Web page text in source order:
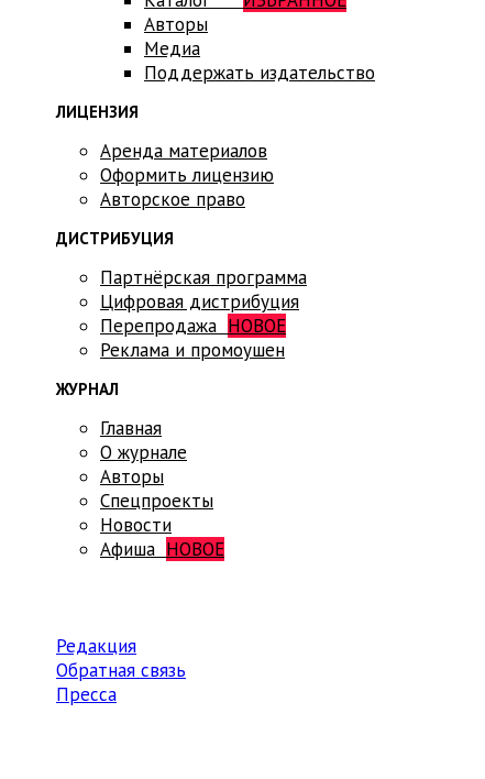
Авторы
Медиа
Поддержать издательство
ЛИЦЕНЗИЯ
Аренда материалов
Оформить лицензию
Авторское право
ДИСТРИБУЦИЯ
Партнёрская программа
Цифровая дистрибуция
Перепродажа НОВОЕ
Реклама и промоушен
ЖУРНАЛ
Главная
О журнале
Авторы
Спецпроекты
Новости
Афиша НОВОЕ
Редакция
Обратная связь
Пресса